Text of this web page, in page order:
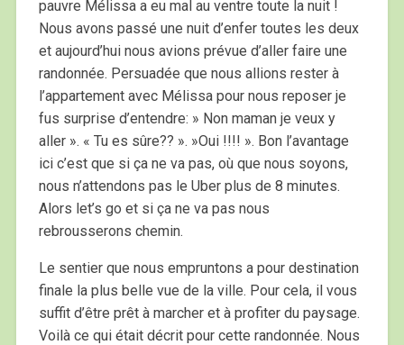
pauvre Mélissa a eu mal au ventre toute la nuit !
Nous avons passé une nuit d’enfer toutes les deux
et aujourd’hui nous avions prévue d’aller faire une
randonnée. Persuadée que nous allions rester à
l’appartement avec Mélissa pour nous reposer je
fus surprise d’entendre: » Non maman je veux y
aller ». « Tu es sûre?? ». »Oui !!!! ». Bon l’avantage
ici c’est que si ça ne va pas, où que nous soyons,
nous n’attendons pas le Uber plus de 8 minutes.
Alors let’s go et si ça ne va pas nous
rebrousserons chemin.
Le sentier que nous empruntons a pour destination
finale la plus belle vue de la ville. Pour cela, il vous
suffit d’être prêt à marcher et à profiter du paysage.
Voilà ce qui était décrit pour cette randonnée. Nous